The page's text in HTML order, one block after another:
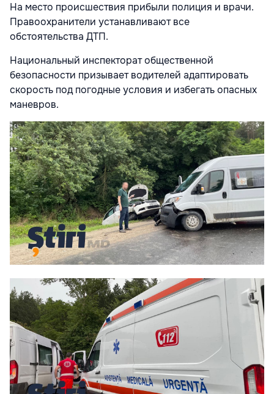
На место происшествия прибыли полиция и врачи.
Правоохранители устанавливают все
обстоятельства ДТП.
Национальный инспекторат общественной
безопасности призывает водителей адаптировать
скорость под погодные условия и избегать опасных
маневров.